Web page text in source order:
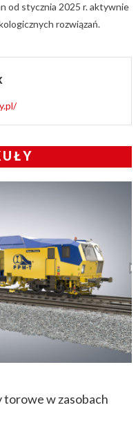
od stycznia 2025 r. aktywnie
rozwiązań.
torowe w zasobach